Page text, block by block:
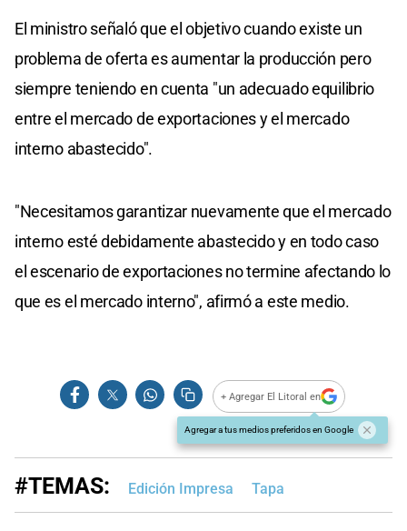
El ministro señaló que el objetivo cuando existe un
problema de oferta es aumentar la producción pero
siempre teniendo en cuenta "un adecuado equilibrio
entre el mercado de exportaciones y el mercado
interno abastecido".
"Necesitamos garantizar nuevamente que el mercado
interno esté debidamente abastecido y en todo caso
el escenario de exportaciones no termine afectando lo
que es el mercado interno", afirmó a este medio.
+ Agregar El Litoral en
Agregar a tus medios preferidos en Google
#TEMAS: Edición Impresa Tapa